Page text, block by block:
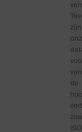
zijn
van
de
ISO